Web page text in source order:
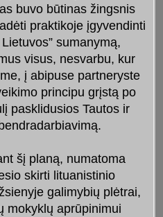
buvo būtinas žingsnis
praktikoje įgyvendinti
sumanymą,
visus, nesvarbu, kur
į abipuse partneryste
principu grįstą po
pasklidusios Tautos ir
šį planą, numatoma
skirti lituanistinio
galimybių plėtrai,
mokyklų aprūpinimui